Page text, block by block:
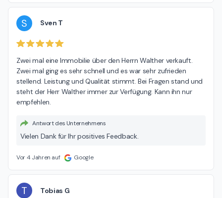
S Sven T
Zwei mal eine Immobilie über den Herrn Walther verkauft.
Zwei mal ging es sehr schnell und es war sehr zufrieden
stellend. Leistung und Qualität stimmt. Bei Fragen stand und
steht der Herr Walther immer zur Verfügung. Kann ihn nur
empfehlen.
Antwort des Unternehmens
Vielen Dank für Ihr positives Feedback.
Vor 4 Jahren auf Google
T Tobias G